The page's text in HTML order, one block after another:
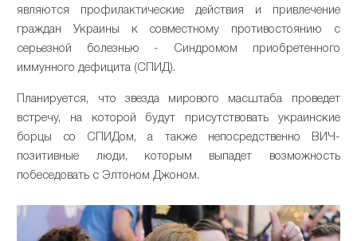
являются профилактические действия и привлечение
граждан Украины к совместному противостоянию с
серьезной болезнью - Синдромом приобретенного
иммунного дефицита (СПИД).
Планируется, что звезда мирового масштаба проведет
встречу, на которой будут присутствовать украинские
борцы со СПИДом, а также непосредственно ВИЧ-
позитивные люди, которым выпадет возможность
побеседовать с Элтоном Джоном.